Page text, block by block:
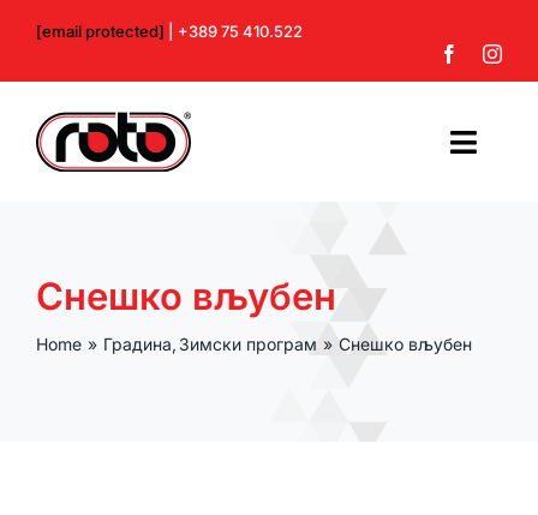
content
[email protected] | +389 75 410.522
За нас
Производи
Снешко вљубен
Home Градина Зимски програм Снешко вљубен